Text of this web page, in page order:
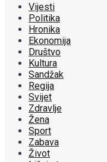
Vijesti
Politika
Hronika
Ekonomija
Društvo
Kultura
Sandžak
Regija
Svijet
Zdravlje
Žena
Sport
Zabava
Život